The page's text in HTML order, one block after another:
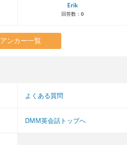
Erik
回答数： 0
アンカー一覧
よくある質問
DMM英会話トップへ